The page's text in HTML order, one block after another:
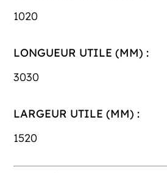
1020
LONGUEUR UTILE (MM) :
3030
LARGEUR UTILE (MM) :
1520